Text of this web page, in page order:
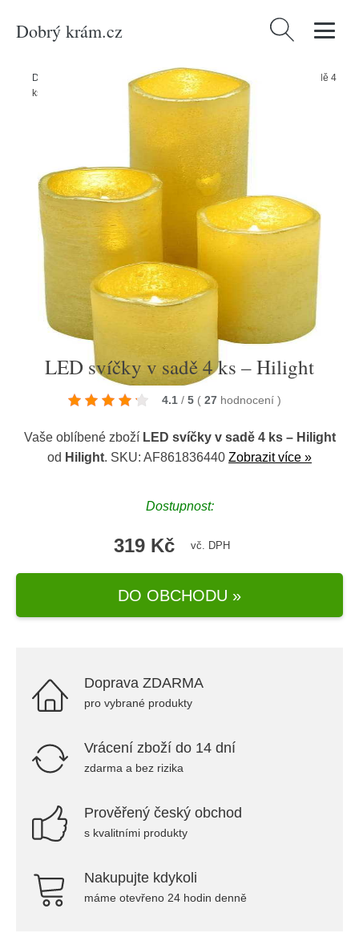
Dobrý krám.cz Vyhledávání
Domů Svítidla/Dekorativní osvětlení/
LED svíčky v sadě 4
ks – Hilight
LED svíčky v sadě 4 ks – Hilight
4.1 / 5 ( 27 hodnocení )
Vaše oblíbené zboží LED svíčky v sadě 4 ks – Hilight
od Hilight. SKU: AF861836440 Zobrazit více »
Dostupnost:
319 Kč vč. DPH
DO OBCHODU »
Doprava ZDARMA
pro vybrané produkty
Vrácení zboží do 14 dní
zdarma a bez rizika
Prověřený český obchod
s kvalitními produkty
Nakupujte kdykoli
máme otevřeno 24 hodin denně